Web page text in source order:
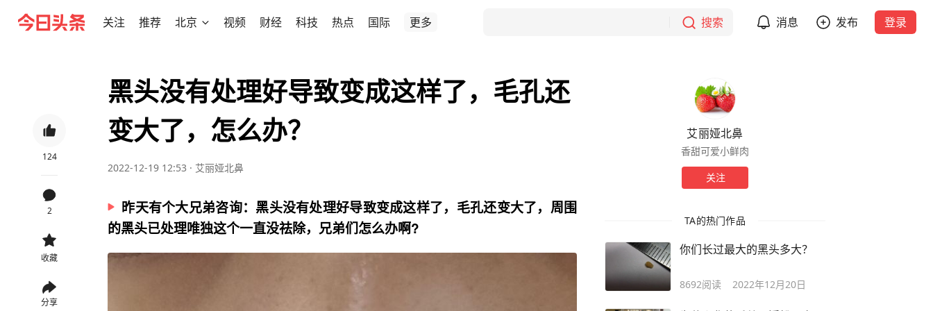
关注 推荐 北京 视频 财经 科技 热点 国际 更多 搜索 消息 发布 登录
124
2
收藏
分享
黑头没有处理好导致变成这样了，毛孔还
变大了，怎么办？
2022-12-19 12:53 · 艾丽娅北鼻
昨天有个大兄弟咨询：黑头没有处理好导致变成这样了，毛孔还变大了，周围
的黑头已处理唯独这个一直没祛除，兄弟们怎么办啊?
艾丽娅北鼻
香甜可爱小鲜肉
关注
TA的热门作品
你们长过最大的黑头多大？
8692阅读 2022年12月20日